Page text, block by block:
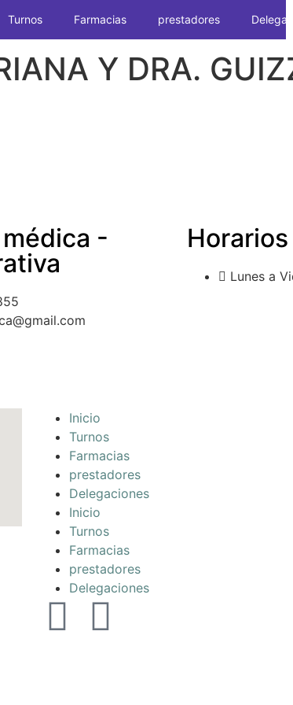
Turnos Farmacias prestadores
Y DRA.
-
Horarios
Lunes a
Inicio
Turnos
Farmacias
prestadores
Delegaciones
Inicio
Turnos
Farmacias
prestadores
Delegaciones